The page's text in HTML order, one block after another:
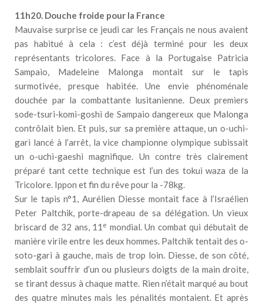
11h20. Douche froide pour la France
Mauvaise surprise ce jeudi car les Français ne nous avaient
pas habitué à cela : c’est déjà terminé pour les deux
représentants tricolores. Face à la Portugaise Patricia
Sampaio, Madeleine Malonga montait sur le tapis
surmotivée, presque habitée. Une envie phénoménale
douchée par la combattante lusitanienne. Deux premiers
sode-tsuri-komi-goshi de Sampaio dangereux que Malonga
contrôlait bien. Et puis, sur sa première attaque, un o-uchi-
gari lancé à l’arrêt, la vice championne olympique subissait
un o-uchi-gaeshi magnifique. Un contre très clairement
préparé tant cette technique est l’un des tokui waza de la
Tricolore. Ippon et fin du rêve pour la -78kg.
Sur le tapis n°1, Aurélien Diesse montait face à l’Israélien
Peter Paltchik, porte-drapeau de sa délégation. Un vieux
briscard de 32 ans, 11 e mondial. Un combat qui débutait de
manière virile entre les deux hommes. Paltchik tentait des o-
soto-gari à gauche, mais de trop loin. Diesse, de son côté,
semblait souffrir d’un ou plusieurs doigts de la main droite,
se tirant dessus à chaque matte. Rien n’était marqué au bout
des quatre minutes mais les pénalités montaient. Et après